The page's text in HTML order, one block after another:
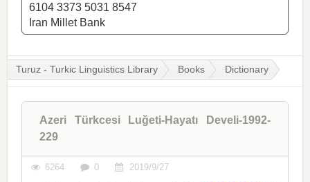
6104 3373 5031 8547
Iran Millet Bank
Turuz - Turkic Linguistics Library Books Dictionary
Azeri Türkcesi Luğeti-Hayatı Develi-1992-
229
6264 0 2019/9/27